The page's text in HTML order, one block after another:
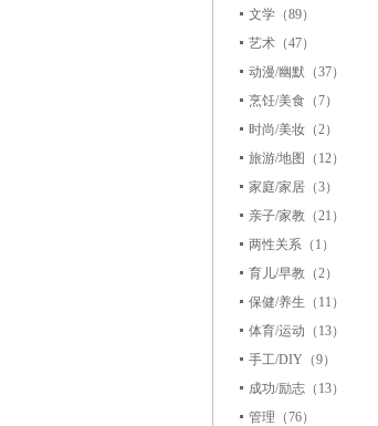
文学 （89）
艺术 （47）
动漫/幽默 （37）
烹饪/美食 （7）
时尚/美妆 （2）
旅游/地图
（12）
家庭/家居 （3）
亲子/家教 （21）
两性关系 （1）
育儿/早教 （2）
保健/养生 （11）
体育/运动 （13）
手工/DIY （9）
成功/励志 （13）
管理 （76）